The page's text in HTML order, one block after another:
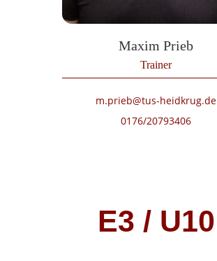
Maxim Prieb
Trainer
m.prieb@tus-heidkrug.de
0176/20793406
E3 / U10